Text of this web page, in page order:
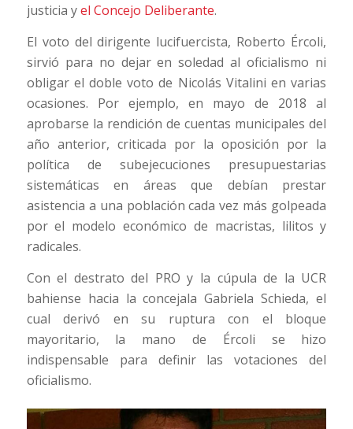
justicia yel Concejo Deliberante.
El voto del dirigente lucifuercista, Roberto Ércoli,
sirvió para no dejar en soledad al oficialismo ni
obligar el doble voto de Nicolás Vitalini en varias
ocasiones. Por ejemplo, en mayo de 2018 al
aprobarse la rendición de cuentas municipales del
año anterior, criticada por la oposición por la
política de subejecuciones presupuestarias
sistemáticas en áreas que debían prestar
asistencia a una población cada vez más golpeada
por el modelo económico de macristas, lilitos y
radicales.
Con el destrato del PRO y la cúpula de la UCR
bahiense hacia la concejala Gabriela Schieda, el
cual derivó en su ruptura con el bloque
mayoritario, la mano de Ércoli se hizo
indispensable para definir las votaciones del
oficialismo.